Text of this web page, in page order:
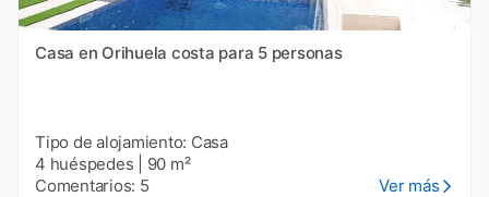
Casa en Orihuela costa para 5 personas
Tipo de alojamiento: Casa
4 huéspedes
90 m²
Comentarios: 5
Ver más